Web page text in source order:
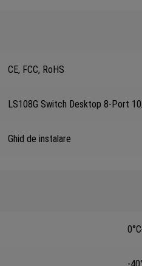
CE, FCC, RoHS
LS108G Switch Desktop 8-Port
Ghid de instalare
0°C